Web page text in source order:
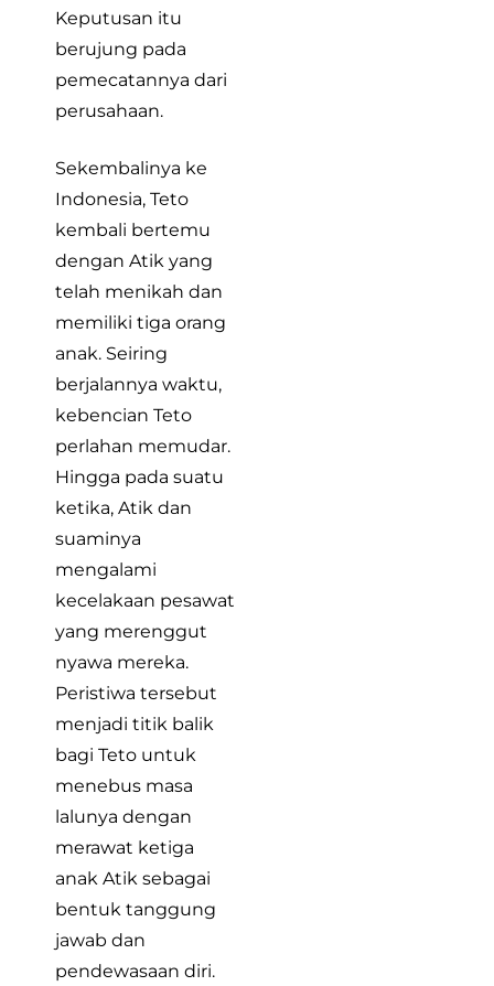
Keputusan itu
berujung pada
pemecatannya dari
perusahaan.
Sekembalinya ke
Indonesia, Teto
kembali bertemu
dengan Atik yang
telah menikah dan
memiliki tiga orang
anak. Seiring
berjalannya waktu,
kebencian Teto
perlahan memudar.
Hingga pada suatu
ketika, Atik dan
suaminya
mengalami
kecelakaan pesawat
yang merenggut
nyawa mereka.
Peristiwa tersebut
menjadi titik balik
bagi Teto untuk
menebus masa
lalunya dengan
merawat ketiga
anak Atik sebagai
bentuk tanggung
jawab dan
pendewasaan diri.